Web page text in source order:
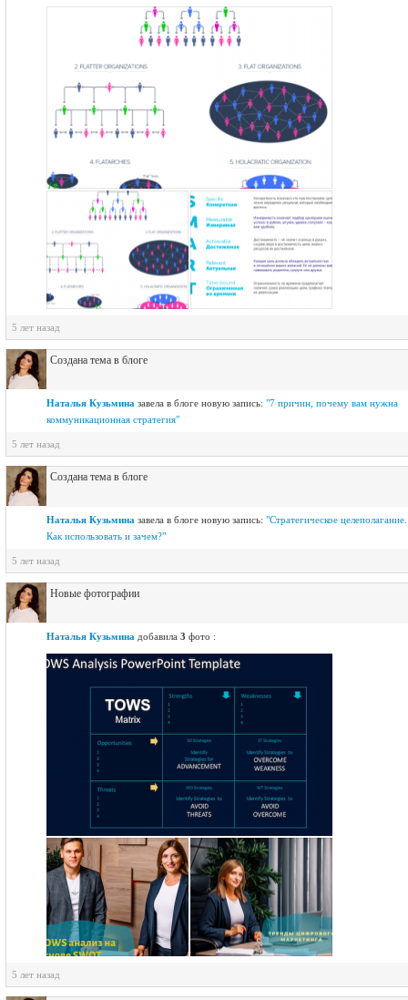
5 лет назад
Создана тема в блоге
Наталья Кузьмина завелa в блоге новую запись: "7 причин, почему вам нужна
коммуникационная стратегия"
5 лет назад
Создана тема в блоге
Наталья Кузьмина завелa в блоге новую запись: "Стратегическое целеполагание.
Как использовать и зачем?"
5 лет назад
Новые фотографии
Наталья Кузьмина добавила 3 фото :
5 лет назад